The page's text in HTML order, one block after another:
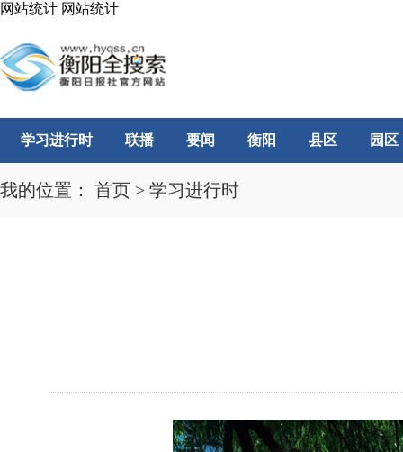
网站统计 网站统计
学习进行时 联播 要闻 衡阳 县区 园区
我的位置： 首页 > 学习进行时